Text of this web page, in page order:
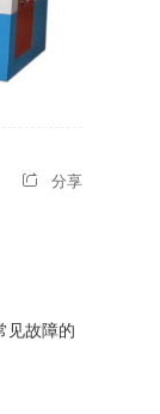
分享
见故障的